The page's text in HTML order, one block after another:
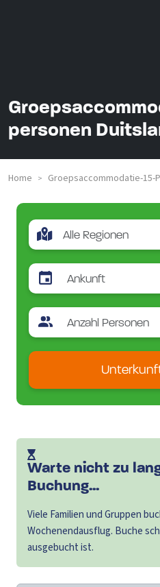
personen
Home > Groepsaccommodatie-15-
Warte nicht zu
Buchung...
Viele Familien und Gruppen
Wochenendausflug. Buche
ausgebucht ist.